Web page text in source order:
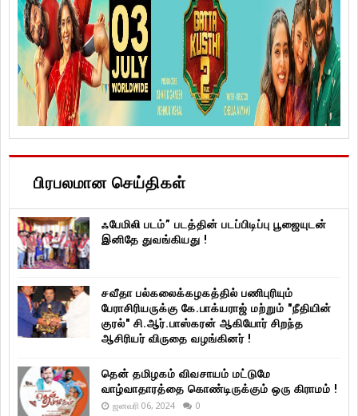
பிரபலமான செய்திகள்
ஃபேமிலி படம்” படத்தின் படப்பிடிப்பு பூஜையுடன்
இனிதே துவங்கியது !
சவீதா பல்கலைக்கழகத்தில் பணிபுரியும்
பேராசிரியருக்கு கே.பாக்யராஜ் மற்றும் "நீதியின்
குரல்" சி.ஆர்.பாஸ்கரன் ஆகியோர் சிறந்த
ஆசிரியர் விருதை வழங்கினர் !
தென் தமிழகம் விவசாயம் மட்டுமே
வாழ்வாதாரத்தை கொண்டிருக்கும் ஒரு கிராமம் !
ஜனவரி 06, 2024 0